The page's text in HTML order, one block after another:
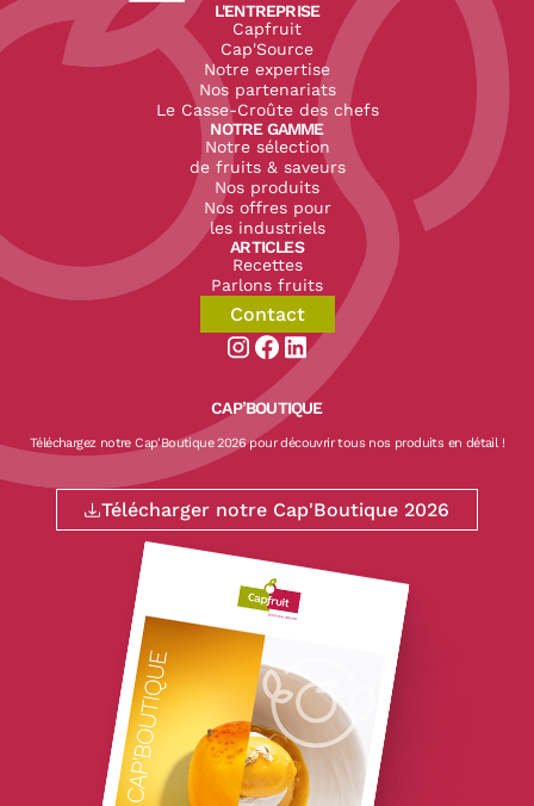
L'ENTREPRISE
Capfruit
Cap'Source
Notre expertise
Nos partenariats
Le Casse-Croûte des chefs
NOTRE GAMME
Notre sélection
de fruits & saveurs
Nos produits
Nos offres pour
les industriels
ARTICLES
Recettes
Parlons fruits
Contact
Aller sur la page instagram de
Aller sur la page facebook de
Aller sur la page linkedin de
CAP’BOUTIQUE
Téléchargez notre Cap'Boutique 2026 pour découvrir tous nos produits en détail !
Télécharger notre Cap'Boutique 2026